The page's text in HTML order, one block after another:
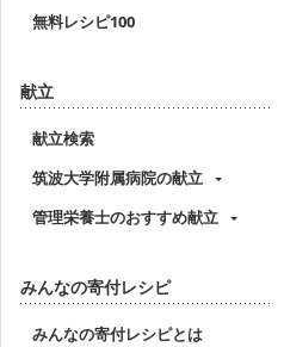
無料レシピ100
献立
献立検索
筑波大学附属病院の献立
管理栄養士のおすすめ献立
みんなの寄付レシピ
みんなの寄付レシピとは